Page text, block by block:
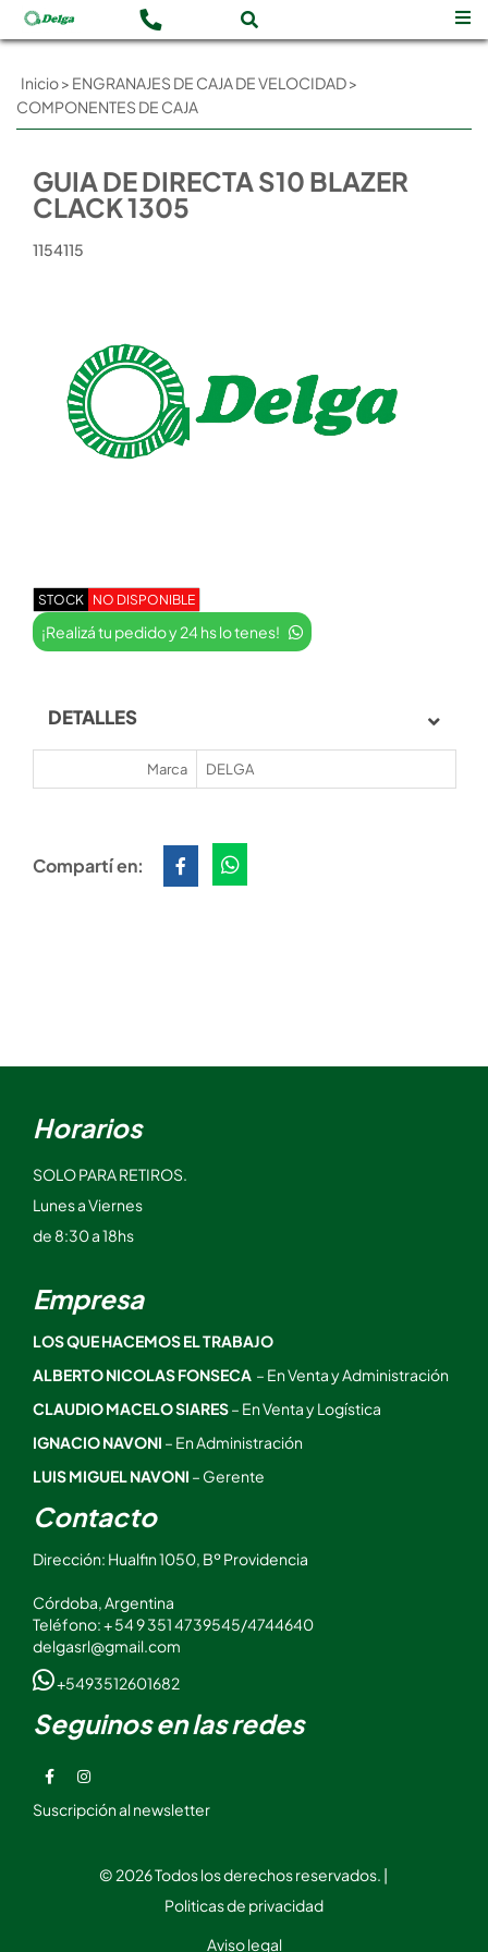
Inicio> ENGRANAJES DE CAJA DE VELOCIDAD>
COMPONENTES DE CAJA
GUIA DE DIRECTA S10 BLAZER
CLACK 1305
1154115
STOCK NO DISPONIBLE
¡Realizá tu pedido y 24 hs lo tenes!
DETALLES
Marca DELGA
Compartí en:
Horarios
SOLO PARA RETIROS.
Lunes a Viernes
de 8:30 a 18hs
Empresa
LOS QUE HACEMOS EL TRABAJO
ALBERTO NICOLAS FONSECA – En Venta y Administración
CLAUDIO MACELO SIARES– En Venta y Logística
IGNACIO NAVONI – En Administración
LUIS MIGUEL NAVONI – Gerente
Contacto
Dirección: Hualfin 1050, Bº Providencia
Córdoba, Argentina
Teléfono: + 54 9 351 4739545/4744640
delgasrl@gmail.com
+5493512601682
Seguinos en las redes
Suscripción al newsletter
© 2026 Todos los derechos reservados. |
Politicas de privacidad
Aviso legal